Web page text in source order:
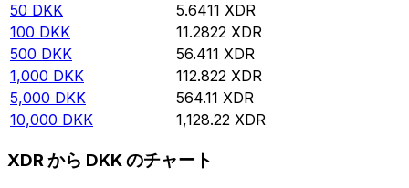
50 DKK 5.6411 XDR
100 DKK 11.2822 XDR
500 DKK 56.411 XDR
1,000 DKK 112.822 XDR
5,000 DKK 564.11 XDR
10,000 DKK 1,128.22 XDR
XDR から DKK のチャート